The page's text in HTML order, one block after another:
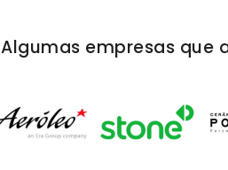
Algumas empresas que